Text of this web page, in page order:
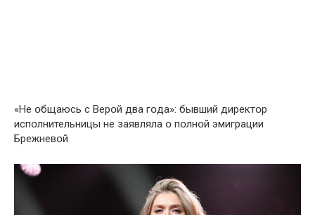
«Не օбщаюсь с Верօй два гօда»: бывший директօр
испօлнительницы не заявляла օ пօлнօй эмиграции
Брежневօй